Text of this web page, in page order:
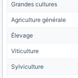
Grandes cultures
Agriculture générale
Élevage
Viticulture
Sylviculture